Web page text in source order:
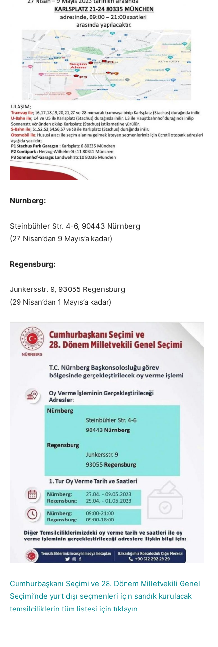
Nürnberg:
Steinbühler Str. 4-6, 90443 Nürnberg
(27 Nisan’dan 9 Mayıs’a kadar)
Regensburg:
Junkersstr. 9, 93055 Regensburg
(29 Nisan’dan 1 Mayıs’a kadar)
Cumhurbaşkanı Seçimi ve 28. Dönem Milletvekili Genel
Seçimi’nde yurt dışı seçmenleri için sandık kurulacak
temsilciliklerin tüm listesi için tıklayın.